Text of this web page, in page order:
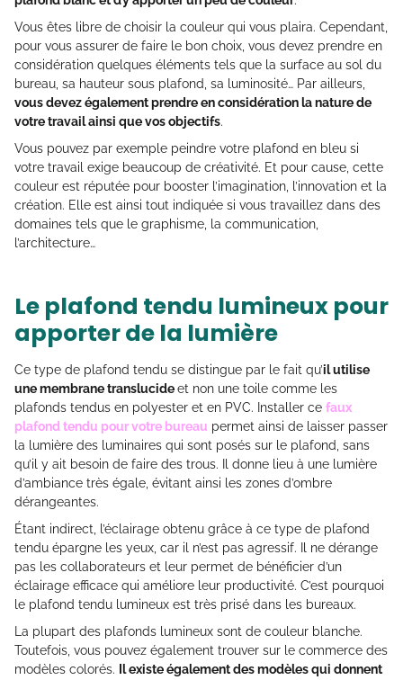
Vous êtes libre de choisir la couleur qui vous plaira. Cependant,
pour vous assurer de faire le bon choix, vous devez prendre en
considération quelques éléments tels que la surface au sol du
bureau, sa hauteur sous plafond, sa luminosité… Par ailleurs,
vous devez également prendre en considération la nature de
votre travail ainsi que vos objectifs.
Vous pouvez par exemple peindre votre plafond en bleu si
votre travail exige beaucoup de créativité. Et pour cause, cette
couleur est réputée pour booster l’imagination, l’innovation et la
création. Elle est ainsi tout indiquée si vous travaillez dans des
domaines tels que le graphisme, la communication,
l’architecture…
Le plafond tendu lumineux pour
apporter de la lumière
Ce type de plafond tendu se distingue par le fait qu’il utilise
une membrane translucideet non une toile comme les
plafonds tendus en polyester et en PVC. Installer ce faux
plafond tendu pour votre bureau permet ainsi de laisser passer
la lumière des luminaires qui sont posés sur le plafond, sans
qu’il y ait besoin de faire des trous. Il donne lieu à une lumière
d’ambiance très égale, évitant ainsi les zones d’ombre
dérangeantes.
Étant indirect, l’éclairage obtenu grâce à ce type de plafond
tendu épargne les yeux, car il n’est pas agressif. Il ne dérange
pas les collaborateurs et leur permet de bénéficier d’un
éclairage efficace qui améliore leur productivité. C’est pourquoi
le plafond tendu lumineux est très prisé dans les bureaux.
La plupart des plafonds lumineux sont de couleur blanche.
Toutefois, vous pouvez également trouver sur le commerce des
modèles colorés. Il existe également des modèles qui donnent